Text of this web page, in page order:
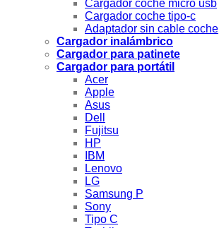
Cargador coche micro usb
Cargador coche tipo-c
Adaptador sin cable coche
Cargador inalámbrico
Cargador para patinete
Cargador para portátil
Acer
Apple
Asus
Dell
Fujitsu
HP
IBM
Lenovo
LG
Samsung P
Sony
Tipo C